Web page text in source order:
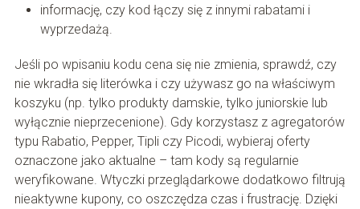
informację, czy kod łączy się z innymi rabatami i
wyprzedażą.
Jeśli po wpisaniu kodu cena się nie zmienia, sprawdź, czy
nie wkradła się literówka i czy używasz go na właściwym
koszyku (np. tylko produkty damskie, tylko juniorskie lub
wyłącznie nieprzecenione). Gdy korzystasz z agregatorów
typu Rabatio, Pepper, Tipli czy Picodi, wybieraj oferty
oznaczone jako aktualne – tam kody są regularnie
weryfikowane. Wtyczki przeglądarkowe dodatkowo filtrują
nieaktywne kupony, co oszczędza czas i frustrację. Dzięki